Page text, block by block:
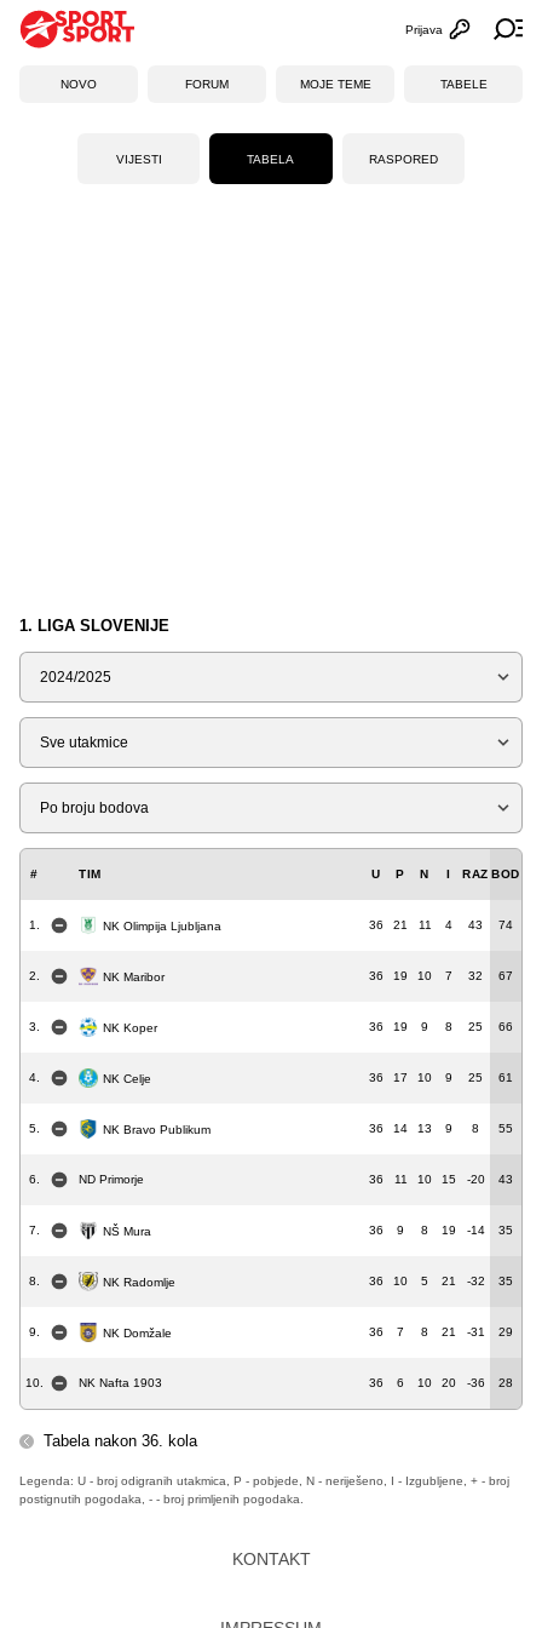
Otvori
Prijava
NOVO FORUM MOJE TEME TABELE
VIJESTI TABELA RASPORED
1. LIGA SLOVENIJE
Sezona
Tip
Liga
# TIM U P N I RAZ BOD
1. NK Olimpija Ljubljana 36 21 11 4 43 74
2. NK Maribor 36 19 10 7 32 67
3. NK Koper 36 19 9 8 25 66
4. NK Celje 36 17 10 9 25 61
5. NK Bravo Publikum 36 14 13 9 8 55
6. ND Primorje 36 11 10 15 -20 43
7. NŠ Mura 36 9 8 19 -14 35
8. NK Radomlje 36 10 5 21 -32 35
9. NK Domžale 36 7 8 21 -31 29
10. NK Nafta 1903 36 6 10 20 -36 28
Tabela nakon 36. kola
Legenda: U - broj odigranih utakmica, P - pobjede, N - neriješeno, I - Izgubljene, + - broj
postignutih pogodaka, - - broj primljenih pogodaka.
KONTAKT